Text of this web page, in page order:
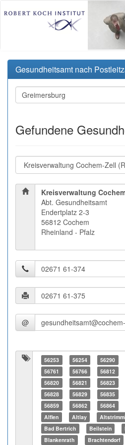
Gesundheitsamt nach
Gefundene
Kreisverwaltung
Abt. Gesundheitsamt
Endertplatz 2-3
56812 Cochem
Rheinland - Pfalz
@
56253 56254 56290
56761
56766 56812
56820
56821 56823
56828
56829 56835
56859
56862 56864
Alflen
Altlay
Bad Bertrich
Beilstein
Blankenrath
Brachtendorf